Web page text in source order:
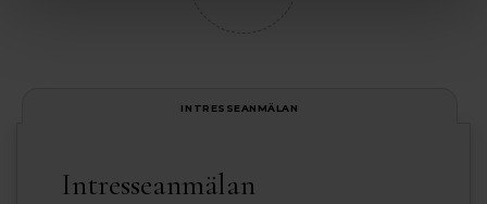
INTRESSEANMÄLAN
Intresseanmälan